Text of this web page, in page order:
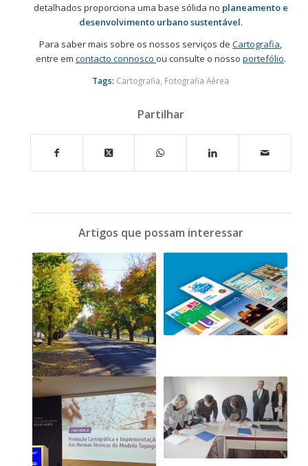
detalhados proporciona uma base sólida no planeamento e
desenvolvimento urbano sustentável.
Para saber mais sobre os nossos serviços deCartografia,
entre em contacto connosco ou consulte o nosso portefólio.
Tags: Cartografia Fotografia Aérea
Partilhar
Artigos que possam interessar